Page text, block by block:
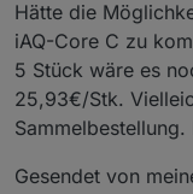
Hätte die
iAQ-Core C zu
5 Stück wäre es
25,93€/Stk.
Gesendet von